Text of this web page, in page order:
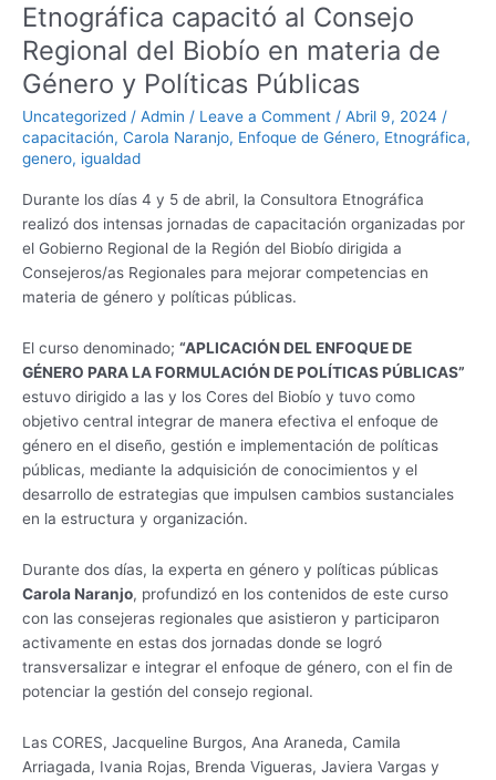
e
r
Etnográfica capacitó al Consejo
Regional del Biobío en materia de
Género y Políticas Públicas
Uncategorized / Admin / Leave a Comment / Abril 9, 2024 /
capacitación, Carola Naranjo, Enfoque de Género, Etnográfica,
genero, igualdad
Durante los días 4 y 5 de abril, la Consultora Etnográfica
realizó dos intensas jornadas de capacitación organizadas por
el Gobierno Regional de la Región del Biobío dirigida a
Consejeros/as Regionales para mejorar competencias en
materia de género y políticas públicas.
El curso denominado; “APLICACIÓN DEL ENFOQUE DE
GÉNERO PARA LA FORMULACIÓN DE POLÍTICAS PÚBLICAS”
estuvo dirigido a las y los Cores del Biobío y tuvo como
objetivo central integrar de manera efectiva el enfoque de
género en el diseño, gestión e implementación de políticas
públicas, mediante la adquisición de conocimientos y el
desarrollo de estrategias que impulsen cambios sustanciales
en la estructura y organización.
Durante dos días, la experta en género y políticas públicas
Carola Naranjo, profundizó en los contenidos de este curso
con las consejeras regionales que asistieron y participaron
activamente en estas dos jornadas donde se logró
transversalizar e integrar el enfoque de género, con el fin de
potenciar la gestión del consejo regional.
Las CORES, Jacqueline Burgos, Ana Araneda, Camila
Arriagada, Ivania Rojas, Brenda Vigueras, Javiera Vargas y
al
Consejo
Regional
del
Biobío
en
materia
Género
y
Políticas
Públicas